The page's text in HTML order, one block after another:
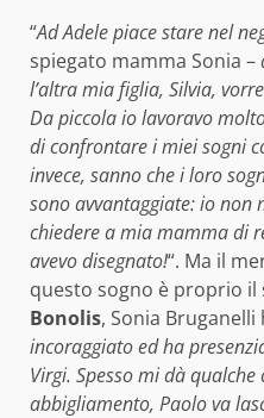
“Ad Adele piace stare nel
spiegato mamma Sonia –
l’altra mia figlia, Silvia,
Da piccola io lavoravo
di confrontare i miei sogni
invece, sanno che i loro
sono avvantaggiate: io non
chiedere a mia mamma di
avevo disegnato!“. Ma il
questo sogno è proprio il
Bonolis, Sonia Bruganelli
incoraggiato ed ha
Virgi. Spesso mi dà
abbigliamento, Paolo va